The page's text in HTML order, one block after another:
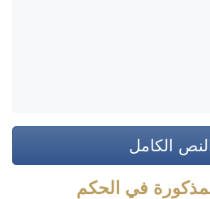
النص الكامل
في الحكم